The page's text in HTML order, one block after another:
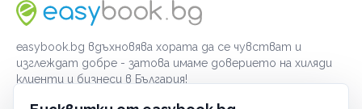
easybook.bg вдъхновява хората да се чувстват и
изглеждат добре - затова имаме доверието на хиляди
клиенти и бизнеси в България!